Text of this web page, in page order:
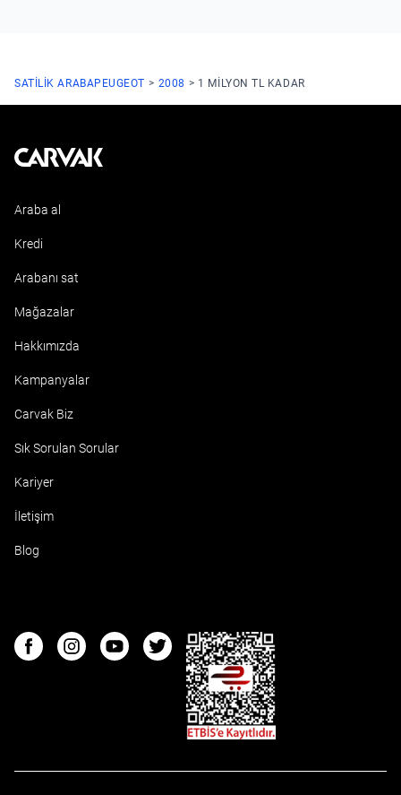
SATILIK ARABAPEUGEOT 2008 1 MILYON TL KADAR
Kavak
Araba al
Kredi
Arabanı sat
Mağazalar
Hakkımızda
Kampanyalar
Carvak Biz
Sık Sorulan Sorular
Kariyer
İletişim
Blog
FacebookInstagramYoutubeTwitter
ETBIS